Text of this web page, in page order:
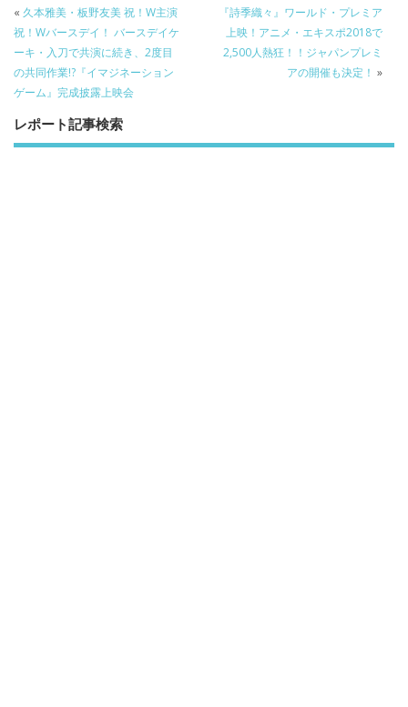
o
o
k
o
« 久本雅美・板野友美 祝！W主演
祝！Wバースデイ！ バースデイケ
ーキ・入刀で共演に続き、2度目
の共同作業!?『イマジネーション
ゲーム』完成披露上映会
『詩季織々』ワールド・プレミア
上映！アニメ・エキスポ2018で
2,500人熱狂！！ジャパンプレミ
アの開催も決定！ »
レポート記事検索